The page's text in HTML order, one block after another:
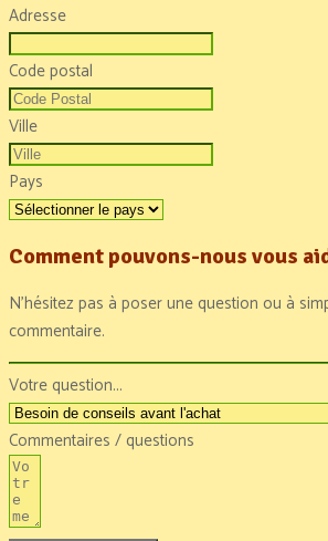
Adresse
Code postal
Ville
Pays
Comment pouvons-nous vous
N’hésitez pas à poser une question ou à
commentaire.
Votre question...
Commentaires / questions